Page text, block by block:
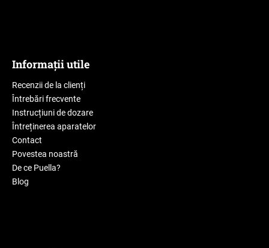
Informații utile
Recenzii de la clienți
Întrebări frecvente
Instrucțiuni de dozare
Întreținerea aparatelor
Contact
Povestea noastră
De ce Puella?
Blog